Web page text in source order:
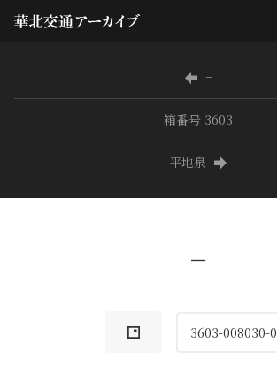
−
箱番号 3603
平地泉
−
3603-008030-0